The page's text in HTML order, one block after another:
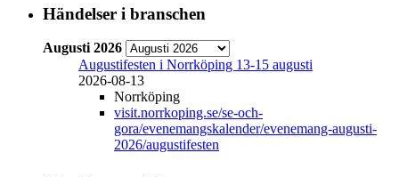
Händelser i branschen
Augusti 2026
Augustifesten i Norrköping 13-15 augusti
2026-08-13
Norrköping
visit.norrkoping.se/se-och-
gora/evenemangskalender/evenemang-augusti-
2026/augustifesten